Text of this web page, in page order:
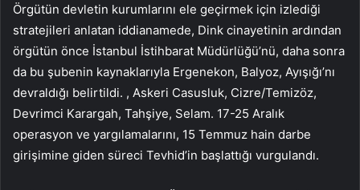
Örgütün devletin kurumlarını ele geçirmek için izlediği
stratejileri anlatan iddianamede, Dink cinayetinin ardından
örgütün önce İstanbul İstihbarat Müdürlüğü’nü, daha sonra
da bu şubenin kaynaklarıyla Ergenekon, Balyoz, Ayışığı’nı
devraldığı belirtildi. , Askeri Casusluk, Cizre/Temizöz,
Devrimci Karargah, Tahşiye, Selam. 17-25 Aralık
operasyon ve yargılamalarını, 15 Temmuz hain darbe
girişimine giden süreci Tevhid’in başlattığı vurgulandı.